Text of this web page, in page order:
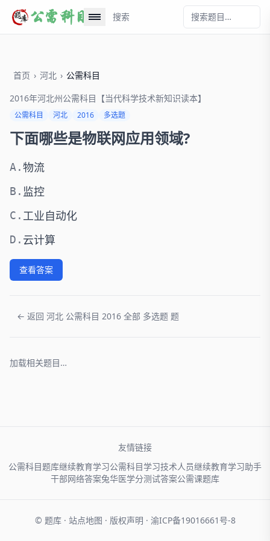
搜索
首页 › 河北 › 公需科目
2016年河北州公需科目【当代科学技术新知识读本】
公需科目 河北 2016 多选题
下面哪些是物联网应用领域?
A.物流
B. 监控
C. 工业自动化
D. 云计算
查看答案
← 返回 河北 公需科目 2016 全部 多选题 题
加载相关题目…
友情链接
公需科目题库继续教育学习公需科目学习技术人员继续教育学习助手
干部网络答案兔华医学分测试答案公需课题库
© 题库 · 站点地图 · 版权声明 · 渝ICP备19016661号-8